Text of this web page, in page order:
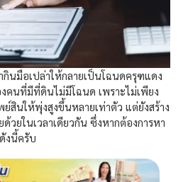
นมือเปล่าให้กลายเป็นโฉนดครุฑแดง
คนที่มีที่ดินไม่มีโฉนด เพราะไม่เพียง
สินให้พุ่งสูงขึ้นหลายเท่าตัว แต่ยังสร้าง
วยในเวลาเดียวกัน ซึ่งหากต้องการหา
งนี้ครับ